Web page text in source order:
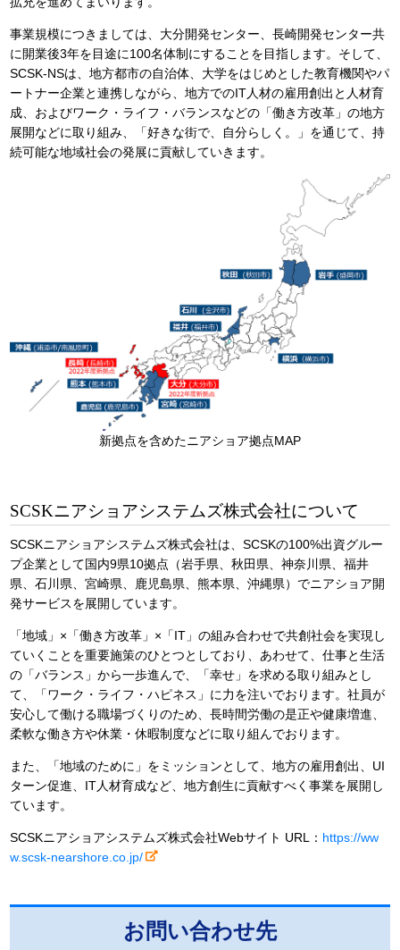
事業規模につきましては、大分開発センター、長崎開発センター共
に開業後3年を目途に100名体制にすることを目指します。そして、
SCSK-NSは、地方都市の自治体、大学をはじめとした教育機関やパ
ートナー企業と連携しながら、地方でのIT人材の雇用創出と人材育
成、およびワーク・ライフ・バランスなどの「働き方改革」の地方
展開などに取り組み、「好きな街で、自分らしく。」を通じて、持
続可能な地域社会の発展に貢献していきます。
新拠点を含めたニアショア拠点MAP
SCSKニアショアシステムズ株式会社について
SCSKニアショアシステムズ株式会社は、SCSKの100%出資グルー
プ企業として国内9県10拠点（岩手県、秋田県、神奈川県、福井
県、石川県、宮崎県、鹿児島県、熊本県、沖縄県）でニアショア開
発サービスを展開しています。
「地域」×「働き方改革」×「IT」の組み合わせで共創社会を実現し
ていくことを重要施策のひとつとしており、あわせて、仕事と生活
の「バランス」から一歩進んで、「幸せ」を求める取り組みとし
て、「ワーク・ライフ・ハピネス」に力を注いでおります。社員が
安心して働ける職場づくりのため、長時間労働の是正や健康増進、
柔軟な働き方や休業・休暇制度などに取り組んでおります。
また、「地域のために」をミッションとして、地方の雇用創出、UI
ターン促進、IT人材育成など、地方創生に貢献すべく事業を展開し
ています。
SCSKニアショアシステムズ株式会社Webサイト URL： https://ww
w.scsk-nearshore.co.jp/
お問い合わせ先